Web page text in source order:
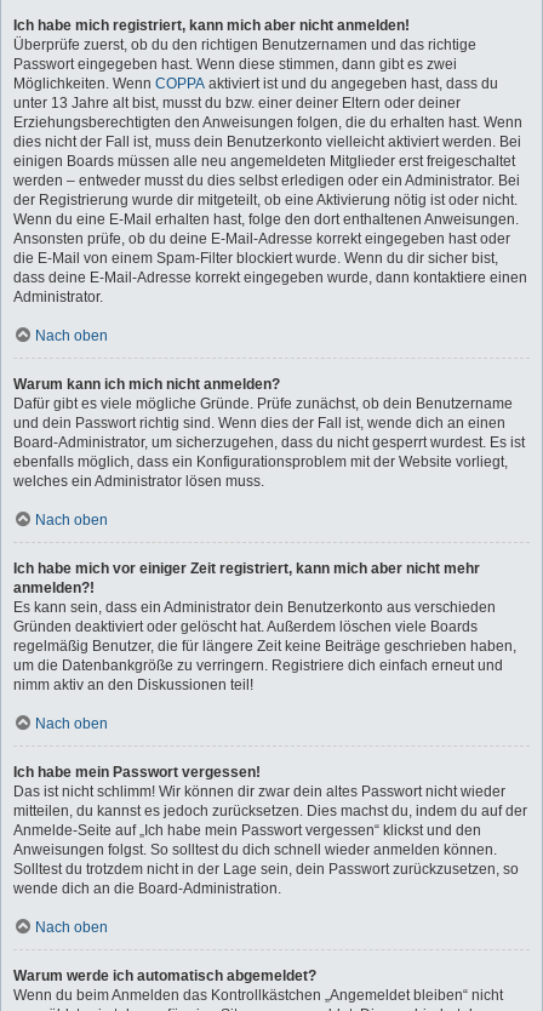
Ich habe mich registriert, kann mich aber nicht anmelden!
Überprüfe zuerst, ob du den richtigen Benutzernamen und das richtige
Passwort eingegeben hast. Wenn diese stimmen, dann gibt es zwei
Möglichkeiten. Wenn COPPA aktiviert ist und du angegeben hast, dass du
unter 13 Jahre alt bist, musst du bzw. einer deiner Eltern oder deiner
Erziehungsberechtigten den Anweisungen folgen, die du erhalten hast. Wenn
dies nicht der Fall ist, muss dein Benutzerkonto vielleicht aktiviert werden. Bei
einigen Boards müssen alle neu angemeldeten Mitglieder erst freigeschaltet
werden – entweder musst du dies selbst erledigen oder ein Administrator. Bei
der Registrierung wurde dir mitgeteilt, ob eine Aktivierung nötig ist oder nicht.
Wenn du eine E-Mail erhalten hast, folge den dort enthaltenen Anweisungen.
Ansonsten prüfe, ob du deine E-Mail-Adresse korrekt eingegeben hast oder
die E-Mail von einem Spam-Filter blockiert wurde. Wenn du dir sicher bist,
dass deine E-Mail-Adresse korrekt eingegeben wurde, dann kontaktiere einen
Administrator.
Nach oben
Warum kann ich mich nicht anmelden?
Dafür gibt es viele mögliche Gründe. Prüfe zunächst, ob dein Benutzername
und dein Passwort richtig sind. Wenn dies der Fall ist, wende dich an einen
Board-Administrator, um sicherzugehen, dass du nicht gesperrt wurdest. Es ist
ebenfalls möglich, dass ein Konfigurationsproblem mit der Website vorliegt,
welches ein Administrator lösen muss.
Nach oben
Ich habe mich vor einiger Zeit registriert, kann mich aber nicht mehr
anmelden?!
Es kann sein, dass ein Administrator dein Benutzerkonto aus verschieden
Gründen deaktiviert oder gelöscht hat. Außerdem löschen viele Boards
regelmäßig Benutzer, die für längere Zeit keine Beiträge geschrieben haben,
um die Datenbankgröße zu verringern. Registriere dich einfach erneut und
nimm aktiv an den Diskussionen teil!
Nach oben
Ich habe mein Passwort vergessen!
Das ist nicht schlimm! Wir können dir zwar dein altes Passwort nicht wieder
mitteilen, du kannst es jedoch zurücksetzen. Dies machst du, indem du auf der
Anmelde-Seite auf „Ich habe mein Passwort vergessen“ klickst und den
Anweisungen folgst. So solltest du dich schnell wieder anmelden können.
Solltest du trotzdem nicht in der Lage sein, dein Passwort zurückzusetzen, so
wende dich an die Board-Administration.
Nach oben
Warum werde ich automatisch abgemeldet?
Wenn du beim Anmelden das Kontrollkästchen „Angemeldet bleiben“ nicht